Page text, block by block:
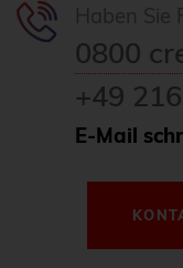
Hyper-V
i18n
Icinga
0800
+49
E-Mail